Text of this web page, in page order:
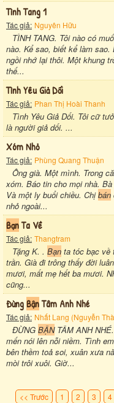
Tình Tang 1
Tác giả: Nguyên Hữu
TÌNH TANG. Tôi nào có
nào. Kể sao, biết kể làm sao.
ngồi nhớ lại thôi. Một khung
thế...
Tình Yêu Giả Dối
Tác giả: Phan Thị Hoài Thanh
Tình Yêu Giả Dối. Tôi cữ
là người giả dối. ...
Xóm Nhỏ
Tác giả: Phùng Quang Thuận
Ông già. Một mình. Trong
xóm. Báo tin cho mọi nhà.
Và một ly buổi chiều. Chịbán
nhỏ ngoài...
BạnTa Về
Tác giả: Thangtram
Tặng K. . Bạn ta tóc bạc về
trần. Già đi trông thấy đời
mươi, mất mẹ hết ba mươi.
cũng...
ĐừngBậnTâm Anh Nhé
Tác giả: Nhất Lang (Nguyễn
ĐỪNG BẬNTÂM ANH
mến nói lên nỗi niềm. Tình
bên thềm toả soi, xuân xưa
mòi trôi xuôi. Giờ...
<< Trước 1 2 3 4